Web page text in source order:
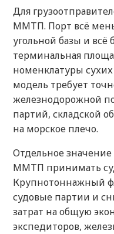
Для
ММТП. Порт всё
угольной базы и всё
терминальная
номенклатуры сухих
модель требует
железнодорожной
партий, складской
на морское плечо.
Отдельное
ММТП принимать
Крупнотоннажный
судовые партии и
затрат на общую
экспедиторов,